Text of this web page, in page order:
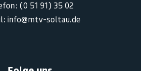
(0 51 91) 35 02
info@mtv-soltau.de